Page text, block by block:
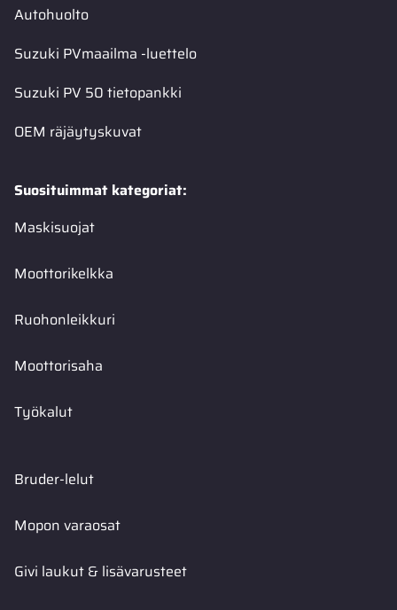
Autohuolto
Suzuki PVmaailma -luettelo
Suzuki PV 50 tietopankki
OEM räjäytyskuvat
Suosituimmat kategoriat:
Maskisuojat
Moottorikelkka
Ruohonleikkuri
Moottorisaha
Työkalut
Bruder-lelut
Mopon varaosat
Givi laukut & lisävarusteet